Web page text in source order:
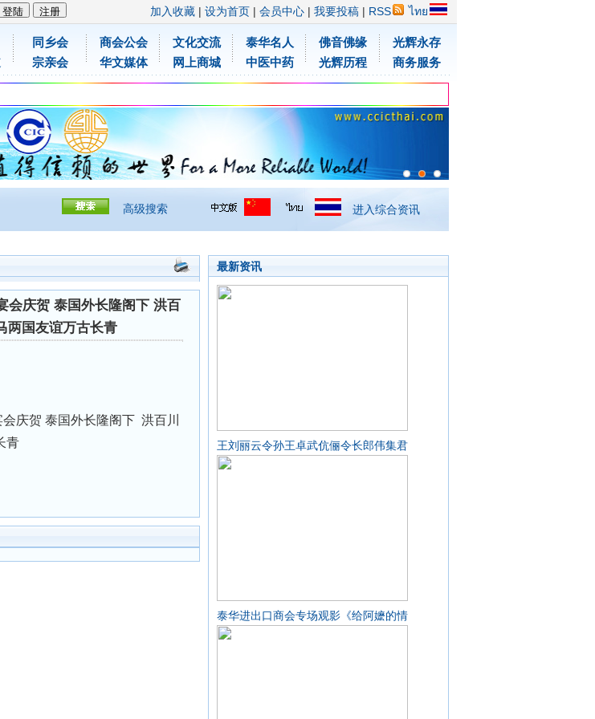
加入收藏 | 设为首页 | 会员中心 | 我要投稿 | RSS ไทย
同乡会
宗亲会
商会公会
华文媒体
文化交流
网上商城
泰华名人
中医中药
佛音佛缘
光辉历程
光辉永存
商务服务
儿童防飞沫口罩
儿童防飞沫口罩
高级搜索 进入综合资讯
会庆贺 泰国外长隆阁下 洪百
两国友谊万古长青
庆贺 泰国外长隆阁下 洪百川
青
最新资讯
王刘丽云令孙王卓武伉俪令长郎伟集君
泰华进出口商会专场观影《给阿嬷的情